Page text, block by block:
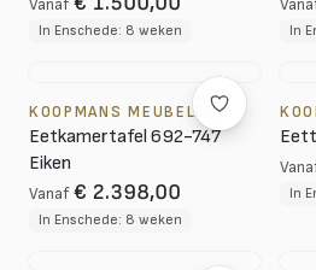
Vanaf
In Enschede: 8 weken In
KOOPMANS MEUBELEN
Eetkamertafel 692-747
Eiken
Vanaf € 2.398,00
In Enschede: 8 weken
In